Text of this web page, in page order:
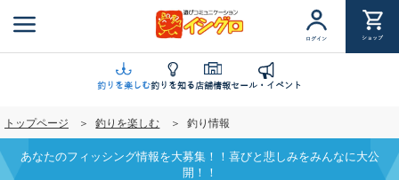
ン
に
ログイン ショップ
釣りを楽しむ釣りを知る店舗情報セール・イベント
トップページ 釣りを楽しむ 釣り情報
あなたのフィッシング情報を大募集！！喜びと悲しみをみんなに大公
開！！